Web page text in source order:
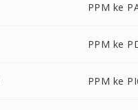
PPM ke
PPM ke
PPM ke